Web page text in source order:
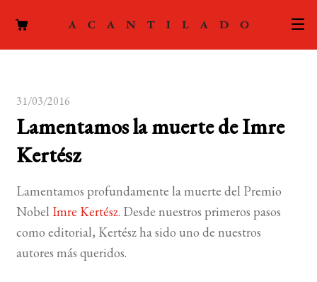
el
ACTUALIDAD
LA EDITORIAL
31/03/2016
Lamentamos la muerte de Imre
Kertész
Lamentamos profundamente la muerte del Premio
Nobel Imre Kertész. Desde nuestros primeros pasos
como editorial, Kertész ha sido uno de nuestros
autores más queridos.